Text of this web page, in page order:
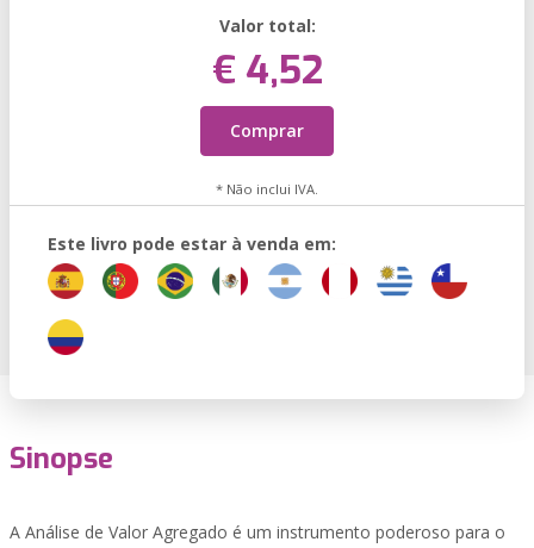
Valor total:
€ 4,52
Comprar
* Não inclui IVA.
Este livro pode estar à venda em:
Sinopse
A Análise de Valor Agregado é um instrumento poderoso para o